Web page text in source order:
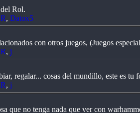
Rol.
, Datox5
con otros juegos, (Juegos
, j
regalar... cosas del mundillo, este es tu
, j
que no tenga nada que ver con